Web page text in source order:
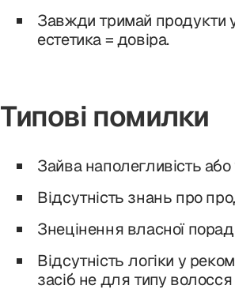
Завжди тримай продукти
естетика = довіра.
Типові помилки
Зайва наполегливість або
Відсутність знань про
Знецінення власної
Відсутність логіки у
засіб не для типу волосся